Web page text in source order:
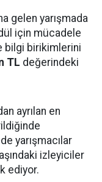
gelen yarışmada
için mücadele
bilgi birikimlerini
TL değerindeki
ayrılan en
yarışmacılar
izleyiciler
ediyor.